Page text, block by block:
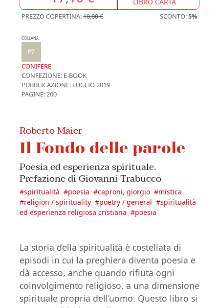
PREZZO COPERTINA:18,00 € SCONTO:5%
COLLANA
P7
CONIFERE
CONFEZIONE: E-BOOK
PUBBLICAZIONE: LUGLIO 2019
PAGINE: 200
Roberto Maier
Il Fondo delle parole
Poesia ed esperienza spirituale.
Prefazione di Giovanni Trabucco
#spiritualità #poesia #caproni, giorgio #mistica
#religion / spirituality #poetry / general #spiritualità
ed esperienza religiosa cristiana #poesia
La storia della spiritualità è costellata di
episodi in cui la preghiera diventa poesia e
dà accesso, anche quando rifiuta ogni
coinvolgimento religioso, a una dimensione
spirituale propria dell’uomo. Questo libro si